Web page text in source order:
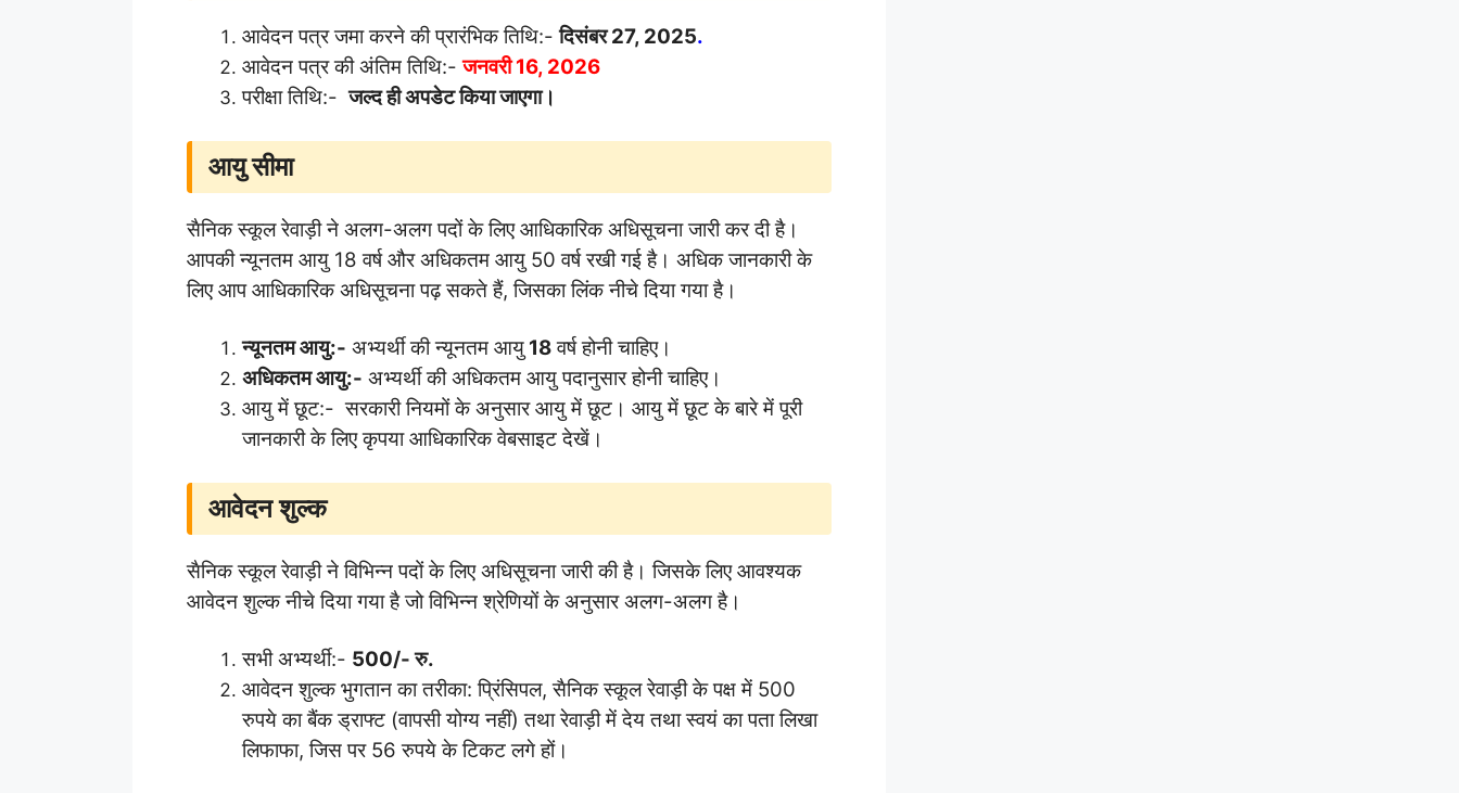
आवेदन पत्र जमा करने की प्रारंभिक तिथि:-दिसंबर 27, 2025.
आवेदन पत्र की अंतिम तिथि:-जनवरी 16, 2026
परीक्षा तिथि:-जल्द ही अपडेट किया जाएगा।
आयु सीमा
सैनिक स्कूल रेवाड़ी ने अलग-अलग पदों के लिए आधिकारिक अधिसूचना जारी कर दी है।
आपकी न्यूनतम आयु 18 वर्ष और अधिकतम आयु 50 वर्ष रखी गई है। अधिक जानकारी के
लिए आप आधिकारिक अधिसूचना पढ़ सकते हैं, जिसका लिंक नीचे दिया गया है।
न्यूनतम आयु:- अभ्यर्थी की न्यूनतम आयु 18वर्ष होनी चाहिए।
अधिकतम आयु:- अभ्यर्थी की अधिकतम आयु पदानुसार होनी चाहिए।
आयु में छूट:- सरकारी नियमों के अनुसार आयु में छूट। आयु में छूट के बारे में पूरी
जानकारी के लिए कृपया आधिकारिक वेबसाइट देखें।
आवेदन शुल्क
सैनिक स्कूल रेवाड़ी ने विभिन्न पदों के लिए अधिसूचना जारी की है। जिसके लिए आवश्यक
आवेदन शुल्क नीचे दिया गया है जो विभिन्न श्रेणियों के अनुसार अलग-अलग है।
सभी अभ्यर्थी:- 500/- रु.
आवेदन शुल्क भुगतान का तरीका: प्रिंसिपल, सैनिक स्कूल रेवाड़ी के पक्ष में 500
रुपये का बैंक ड्राफ्ट (वापसी योग्य नहीं) तथा रेवाड़ी में देय तथा स्वयं का पता लिखा
लिफाफा, जिस पर 56 रुपये के टिकट लगे हों।